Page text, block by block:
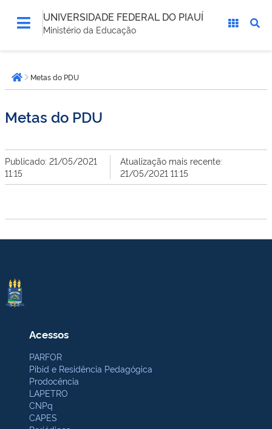
UNIVERSIDADE FEDERAL DO PIAUÍ
Ministério da Educação
está
aqui:Página inicial
Metas do PDU
Metas do PDU
Publicado: 21/05/2021
11:15
Atualização mais recente:
21/05/2021 11:15
Acessos
PARFOR
Pibid e Residência Pedagógica
Prodocência
LAPETRO
CNPq
CAPES